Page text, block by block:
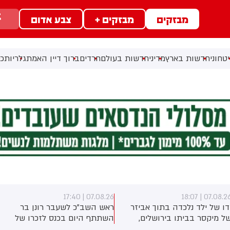
מבזקים מבזקים + צבע אדום
חדשות בארץמדיניחדשות בעולםחרדיםברוך דיין האמתגלריות
07.08.26 |
של ילד נלכדה בתוך אביזר
מיקסר בביתו בירושלים,
07.08.26 | 17:40
ראש השב"כ לשעבר רונן בר
השתתף היום בכנס לזכרו של